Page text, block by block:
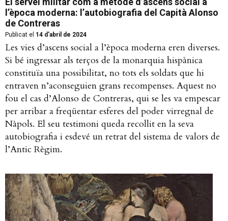
l’època moderna: l’autobiografia del Capità Alonso
de Contreras
Publicat el 14 d'abril de 2024
Les vies d’ascens social a l’època moderna eren diverses.
Si bé ingressar als terços de la monarquia hispànica
constituïa una possibilitat, no tots els soldats que hi
entraven n’aconseguien grans recompenses. Aquest no
fou el cas d’Alonso de Contreras, qui se les va empescar
per arribar a freqüentar esferes del poder virregnal de
Nàpols. El seu testimoni queda recollit en la seva
autobiografia i esdevé un retrat del sistema de valors de
l’Antic Règim.